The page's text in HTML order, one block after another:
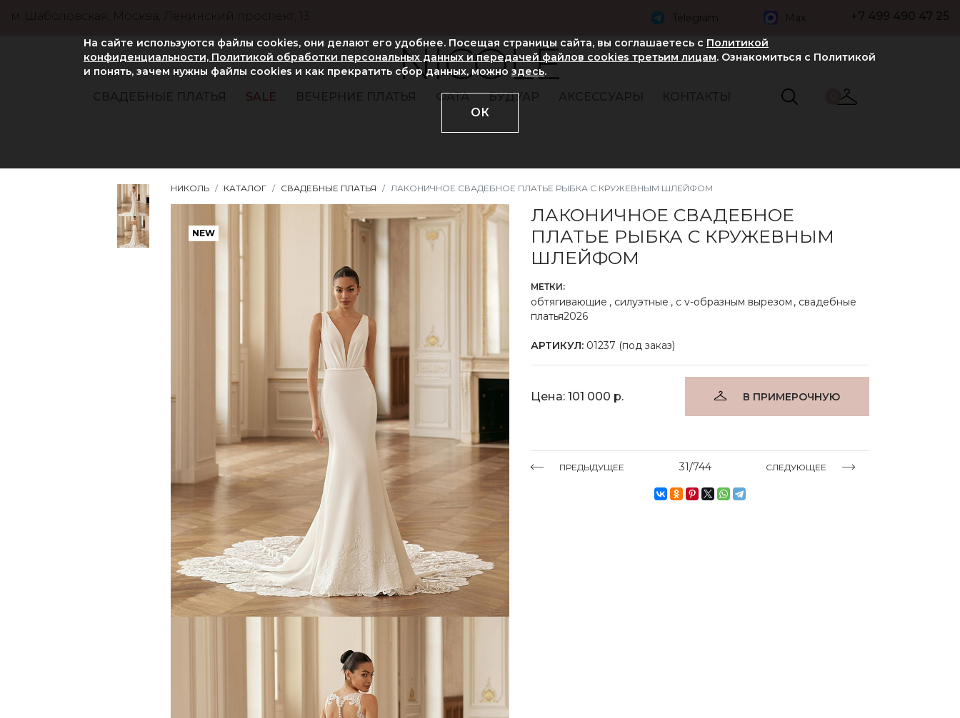
м. Шаболовская, Москва, Ленинский проспект, 13 Telegram Max +7 499 490 47 25
NICOLE
СВАДЕБНЫЕ ПЛАТЬЯ SALE ВЕЧЕРНИЕ ПЛАТЬЯ ФАТА БУДУАР АКСЕССУАРЫ КОНТАКТЫ
НИКОЛЬ КАТАЛОГ СВАДЕБНЫЕ ПЛАТЬЯ ЛАКОНИЧНОЕ СВАДЕБНОЕ ПЛАТЬЕ РЫБКА С КРУЖЕВНЫМ ШЛЕЙФОМ
NEW
NEW
ЛАКОНИЧНОЕ СВАДЕБНОЕ
ПЛАТЬЕ РЫБКА С КРУЖЕВНЫМ
ШЛЕЙФОМ
МЕТКИ:
обтягивающие , силуэтные , с v-образным вырезом , свадебные
платья2026
АРТИКУЛ: 01237 (под заказ)
Цена: 101 000 р. В ПРИМЕРОЧНУЮ
ПРЕДЫДУЩЕЕ 31/744 СЛЕДУЮЩЕЕ
На сайте используются файлы cookies, они делают его удобнее. Посещая страницы сайта, вы соглашаетесь с Политикой
конфиденциальности, Политикой обработки персональных данных и передачей файлов cookies третьим лицам. Ознакомиться с Политикой
и понять, зачем нужны файлы сookies и как прекратить сбор данных, можно здесь.
ОК